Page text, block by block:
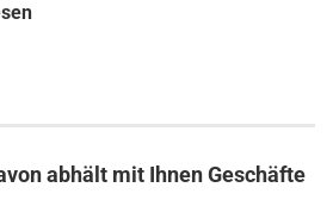
abhält mit Ihnen Geschäfte